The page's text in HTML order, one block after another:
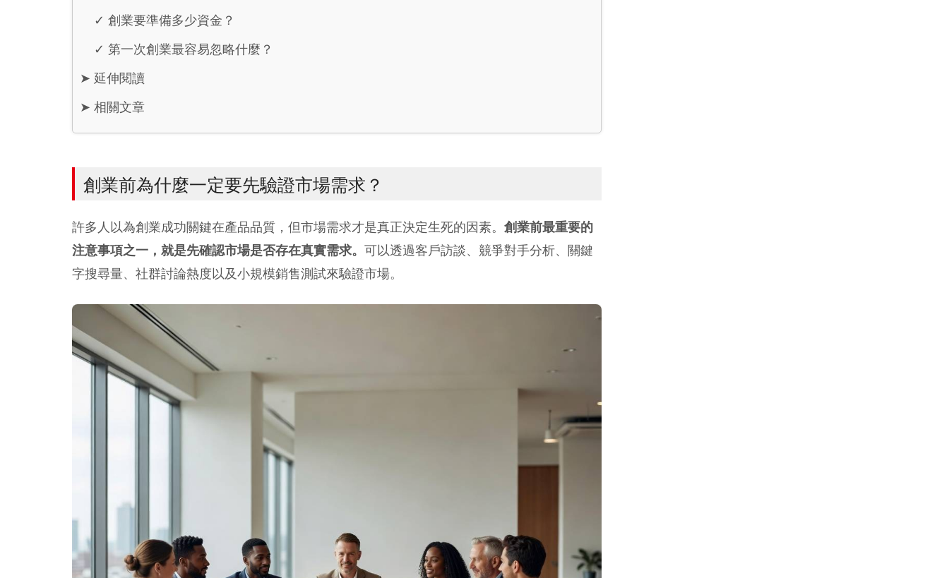
✓ 創業要準備多少資金？
✓ 第一次創業最容易忽略什麼？
➤ 延伸閱讀
➤ 相關文章
創業前為什麼一定要先驗證市場需求？
許多人以為創業成功關鍵在產品品質，但市場需求才是真正決定生死的因素。 創業前最重要的
注意事項之一，就是先確認市場是否存在真實需求。 可以透過客戶訪談、競爭對手分析、關鍵
字搜尋量、社群討論熱度以及小規模銷售測試來驗證市場。